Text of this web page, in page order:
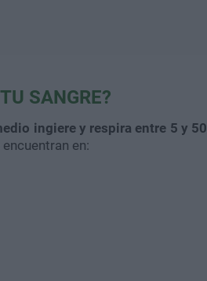
SANGRE?
ingiere y respira entre 5 y 50
en: